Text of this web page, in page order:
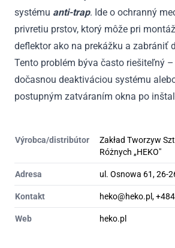
systému anti-trap. Ide o ochranný
privretiu prstov, ktorý môže pri
deflektor ako na prekážku a zabrániť
Tento problém býva často riešiteľný
dočasnou deaktiváciou systému
postupným zatváraním okna po
Výrobca/distribútor
Zakład Tworzyw
Różnych „HEKO"
Adresa ul. Osnowa 61, 26-
Kontakt heko@heko.pl,
Web heko.pl